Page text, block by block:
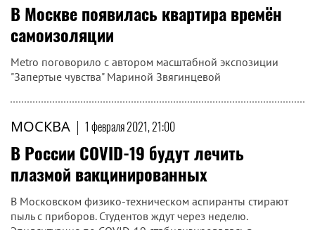
В Москве появилась квартира времён
самоизоляции
Metro поговорило с автором масштабной экспозиции
"Запертые чувства" Мариной Звягинцевой
МОСКВА | 1 февраля 2021, 21:00
В России COVID-19 будут лечить
плазмой вакцинированных
В Московском физико-техническом аспиранты стирают
пыль с приборов. Студентов ждут через неделю.